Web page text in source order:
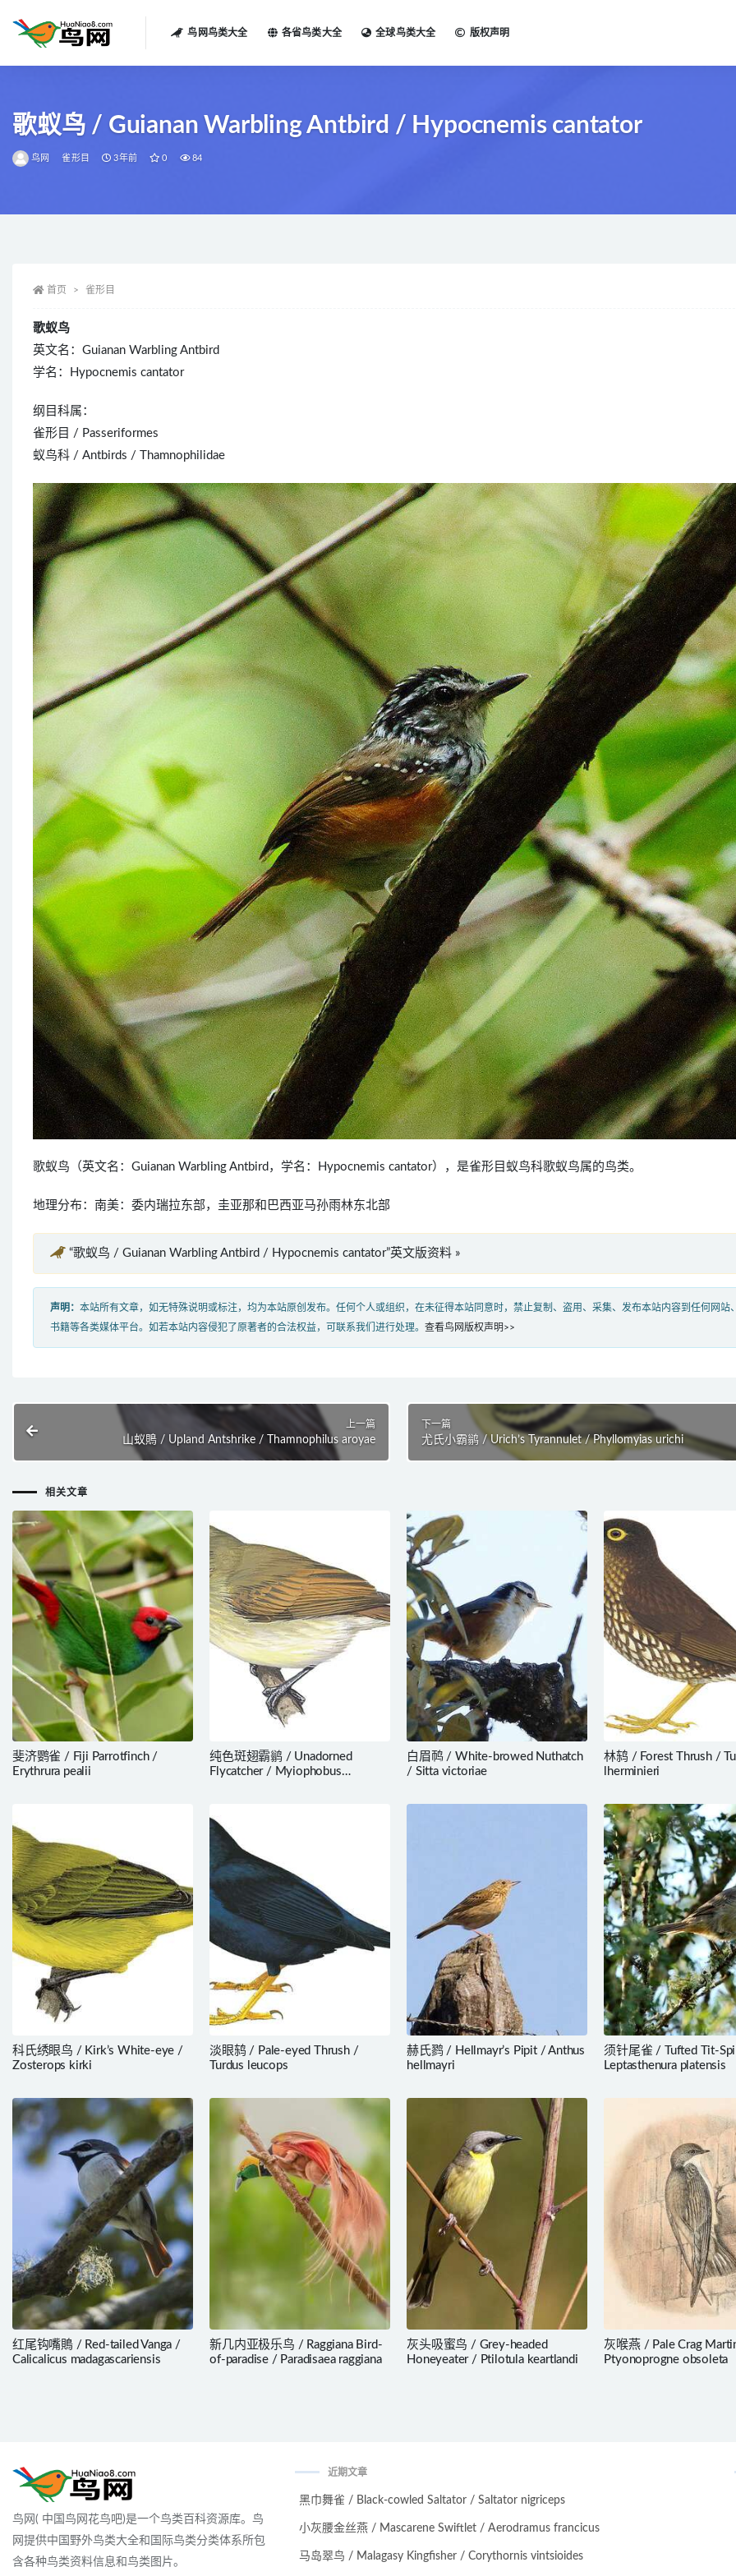
鸟网鸟类大全 各省鸟类大全 全球鸟类大全 版权声明
歌蚁鸟 / Guianan Warbling Antbird / Hypocnemis cantator
鸟网 雀形目 3年前 0 84
首页 雀形目
歌蚁鸟
英文名：Guianan Warbling Antbird
学名：Hypocnemis cantator
纲目科属：
雀形目 / Passeriformes
蚁鸟科 / Antbirds / Thamnophilidae
歌蚁鸟（英文名：Guianan Warbling Antbird，学名：Hypocnemis cantator），是雀形目蚁鸟科歌蚁鸟属的鸟类。
地理分布：南美：委内瑞拉东部，圭亚那和巴西亚马孙雨林东北部
“歌蚁鸟 / Guianan Warbling Antbird / Hypocnemis cantator”英文版资料 »
声明： 本站所有文章，如无特殊说明或标注，均为本站原创发布。任何个人或组织，在未征得本站同意时，禁止复制、盗用、采集、发布本站内容到任何网站
书籍等各类媒体平台。如若本站内容侵犯了原著者的合法权益，可联系我们进行处理。 查看鸟网版权声明>>
上一篇
山蚁鵙 / Upland Antshrike / Thamnophilus aroyae
下一篇
尤氏小霸鹟 / Urich’s Tyrannulet / Phyllomyias urichi
相关文章
斐济鹦雀 / Fiji Parrotfinch /
Erythrura pealii
纯色斑翅霸鹟 / Unadorned
Flycatcher / Myiophobus
白眉䴓 / White-browed Nuthatch
/ Sitta victoriae
林鸫 / Forest Thrush /
lherminieri
科氏绣眼鸟 / Kirk’s White-eye /
Zosterops kirki
淡眼鸫 / Pale-eyed Thrush /
Turdus leucops
赫氏鹨 / Hellmayr’s Pipit / Anthus
hellmayri
须针尾雀 / Tufted Tit-
Leptasthenura platensis
红尾钩嘴鵙 / Red-tailed Vanga /
Calicalicus madagascariensis
新几内亚极乐鸟 / Raggiana Bird-
of-paradise / Paradisaea raggiana
灰头吸蜜鸟 / Grey-headed
Honeyeater / Ptilotula keartlandi
灰喉燕 / Pale Crag
Ptyonoprogne obsoleta
鸟网( 中国鸟网花鸟吧)是一个鸟类百科资源库。鸟
网提供中国野外鸟类大全和国际鸟类分类体系所包
含各种鸟类资料信息和鸟类图片。
近期文章
黑巾舞雀 / Black-cowled Saltator / Saltator nigriceps
小灰腰金丝燕 / Mascarene Swiftlet / Aerodramus francicus
马岛翠鸟 / Malagasy Kingfisher / Corythornis vintsioides